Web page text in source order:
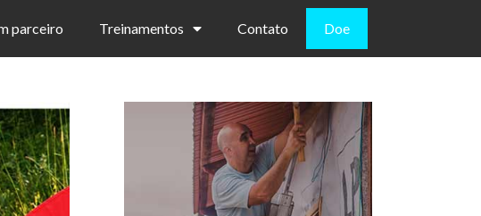
parceiro Treinamentos Contato Doe